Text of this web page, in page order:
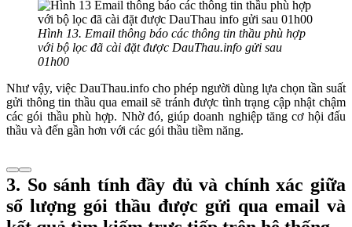
Hình 13. Email thông báo các thông tin thầu phù hợp
với bộ lọc đã cài đặt được DauThau.info gửi sau
01h00
Như vậy, việc DauThau.info cho phép người dùng lựa chọn tần suất
gửi thông tin thầu qua email sẽ tránh được tình trạng cập nhật chậm
các gói thầu phù hợp. Nhờ đó, giúp doanh nghiệp tăng cơ hội đấu
thầu và đến gần hơn với các gói thầu tiềm năng.
3. So sánh tính đầy đủ và chính xác giữa
số lượng gói thầu được gửi qua email và